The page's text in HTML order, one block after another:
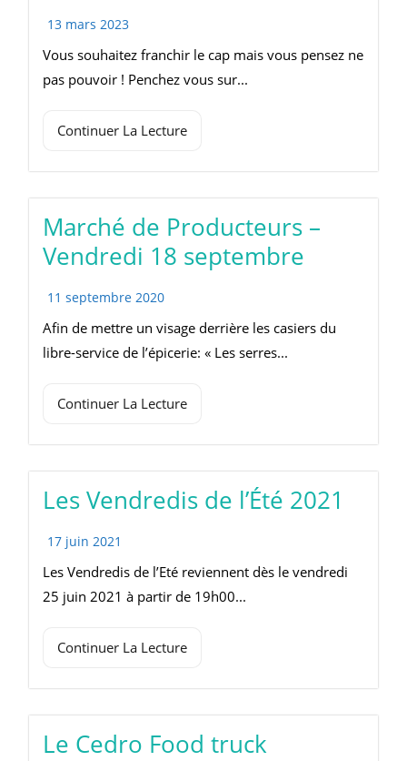
13 mars 2023
Vous souhaitez franchir le cap mais vous pensez ne
pas pouvoir ! Penchez vous sur...
Continuer La Lecture
Marché de Producteurs –
Vendredi 18 septembre
11 septembre 2020
Afin de mettre un visage derrière les casiers du
libre-service de l’épicerie: « Les serres...
Continuer La Lecture
Les Vendredis de l’Été 2021
17 juin 2021
Les Vendredis de l’Eté reviennent dès le vendredi
25 juin 2021 à partir de 19h00...
Continuer La Lecture
Le Cedro Food truck